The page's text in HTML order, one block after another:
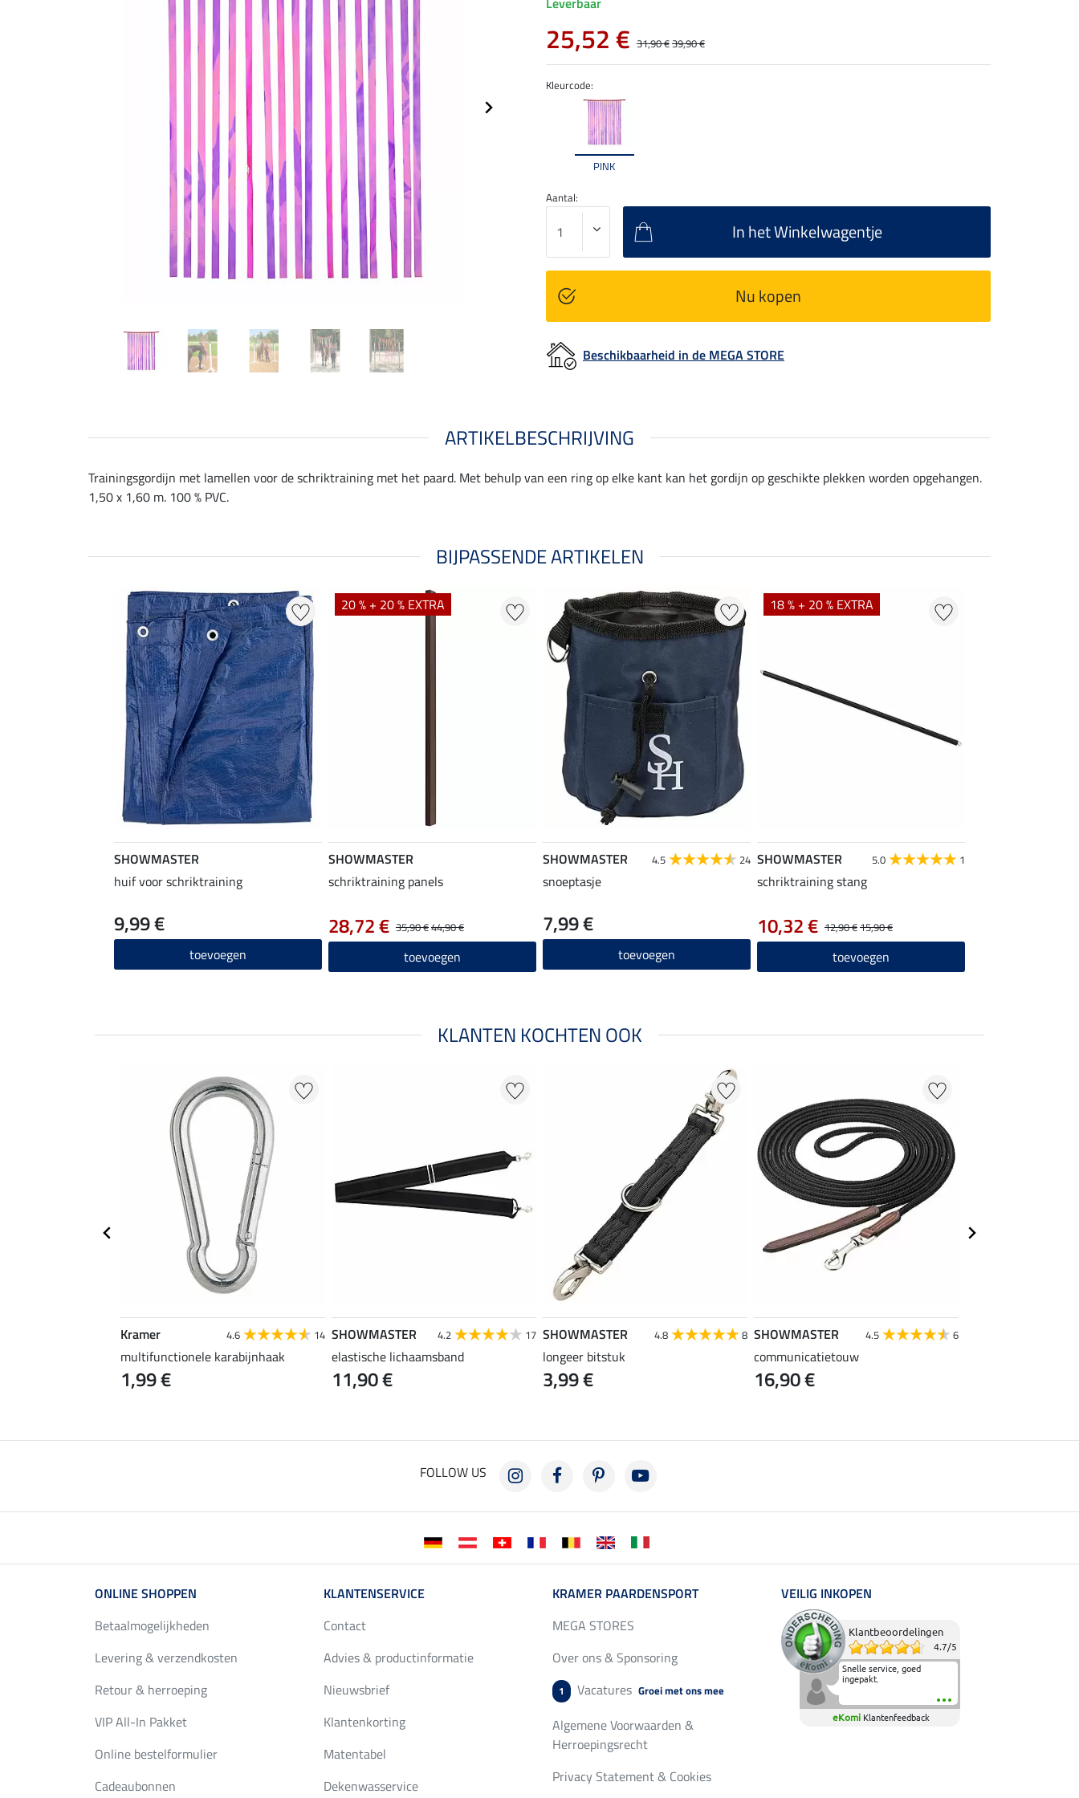
Kleurcode:
PINK
25,52 € 31,90 €39,90 €
Aantal:
In het Winkelwagentje
Nu kopen
Beschikbaarheid in de MEGA STORE
ARTIKELBESCHRIJVING
Trainingsgordijn met lamellen voor de schriktraining met het paard. Met behulp van een ring op elke kant kan het gordijn op geschikte plekken worden opgehangen.
1,50 x 1,60 m. 100 % PVC.
BIJPASSENDE ARTIKELEN
SHOWMASTER
huif voor schriktraining
9,99 €
toevoegen
20 % + 20 % EXTRA
SHOWMASTER
schriktraining panels
35,90 €44,90 €
28,72 €
toevoegen
SHOWMASTER 4.5 24
snoeptasje
7,99 €
toevoegen
18 % + 20 % EXTRA
SHOWMASTER 5.0 1
schriktraining stang
12,90 €15,90 €
10,32 €
toevoegen
KLANTEN KOCHTEN OOK
Kramer 4.6 14
multifunctionele karabijnhaak
1,99 €
SHOWMASTER 4.2 17
elastische lichaamsband
11,90 €
SHOWMASTER 4.8 8
longeer bitstuk
3,99 €
SHOWMASTER 4.5 6
communicatietouw
16,90 €
FOLLOW US
ONLINE SHOPPEN
Betaalmogelijkheden
Levering & verzendkosten
Retour & herroeping
VIP All-In Pakket
Online bestelformulier
Cadeaubonnen
KLANTENSERVICE
Contact
Advies & productinformatie
Nieuwsbrief
Klantenkorting
Matentabel
Dekenwasservice
KRAMER PAARDENSPORT
MEGA STORES
Over ons & Sponsoring
1 Vacatures Groei met ons mee
Algemene Voorwaarden &
Herroepingsrecht
Privacy Statement & Cookies
VEILIG INKOPEN
Klantbeoordelingen
4.7/5
Snelle service, goed
ingepakt.
eKomi Klantenfeedback